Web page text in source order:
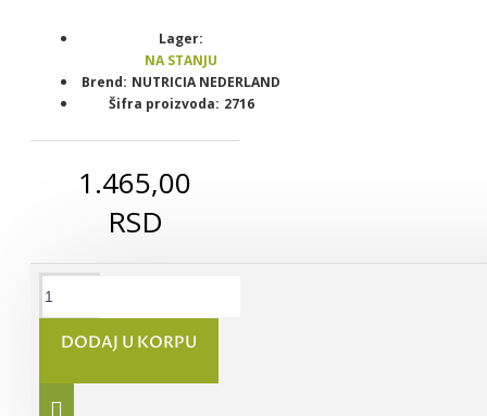
1.465,00
RSD
Lager:
NA STANJU
Brend: NUTRICIA NEDERLAND
Šifra proizvoda: 2716
DODAJ U KORPU
Napomena:Nastojimo da
budemo što precizniji u opisu